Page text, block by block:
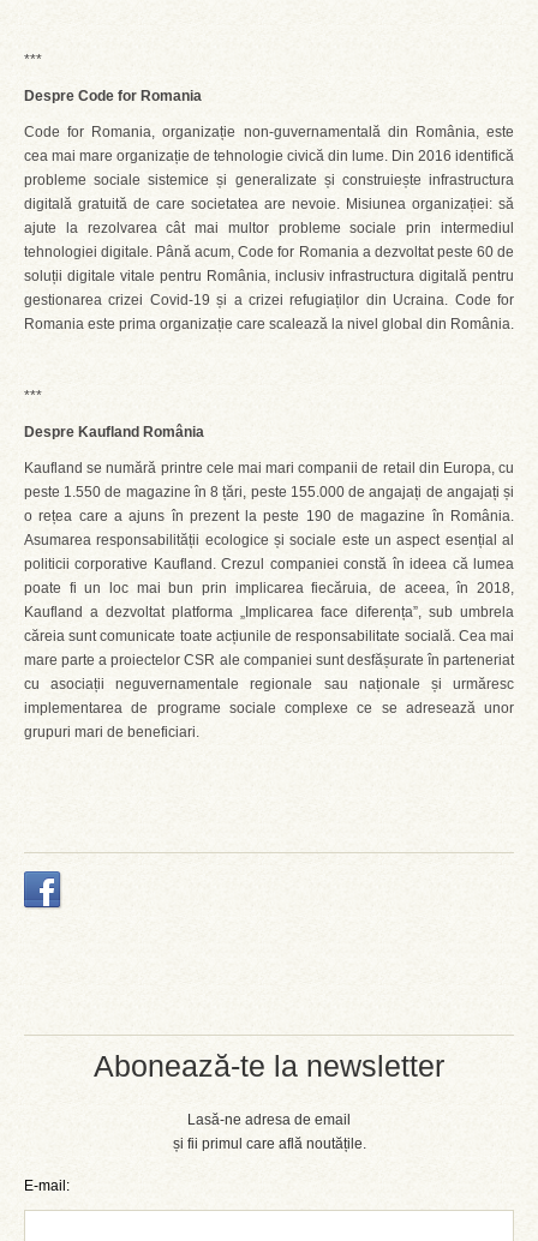
Abonează-te la newsletter
Lasă-ne adresa de email
și fii primul care află noutățile.
E-mail:
***
Despre Code for Romania
Code for Romania, organizație non-guvernamentală din România, este
cea mai mare organizație de tehnologie civică din lume. Din 2016 identifică
probleme sociale sistemice și generalizate și construiește infrastructura
digitală gratuită de care societatea are nevoie. Misiunea organizației: să
ajute la rezolvarea cât mai multor probleme sociale prin intermediul
tehnologiei digitale. Până acum, Code for Romania a dezvoltat peste 60 de
soluții digitale vitale pentru România, inclusiv infrastructura digitală pentru
gestionarea crizei Covid-19 și a crizei refugiaților din Ucraina. Code for
Romania este prima organizație care scalează la nivel global din România.
***
Despre Kaufland România
Kaufland se numără printre cele mai mari companii de retail din Europa, cu
peste 1.550 de magazine în 8 țări, peste 155.000 de angajați de angajați și
o rețea care a ajuns în prezent la peste 190 de magazine în România.
Asumarea responsabilității ecologice și sociale este un aspect esențial al
politicii corporative Kaufland. Crezul companiei constă în ideea că lumea
poate fi un loc mai bun prin implicarea fiecăruia, de aceea, în 2018,
Kaufland a dezvoltat platforma „Implicarea face diferența”, sub umbrela
căreia sunt comunicate toate acțiunile de responsabilitate socială. Cea mai
mare parte a proiectelor CSR ale companiei sunt desfășurate în parteneriat
cu asociații neguvernamentale regionale sau naționale și urmăresc
implementarea de programe sociale complexe ce se adresează unor
grupuri mari de beneficiari.